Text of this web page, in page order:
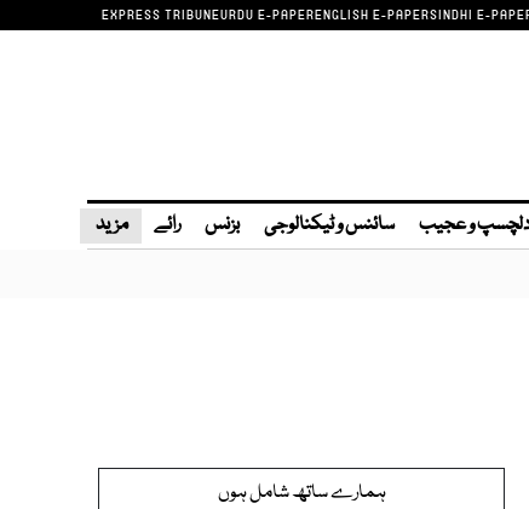
EXPRESS TRIBUNEURDU E-PAPERENGLISH E-PAPERSINDHI E-
و عجیب سائنس و ٹیکنالوجی بزنس رائے مزید
ہمارے ساتھ شامل ہوں